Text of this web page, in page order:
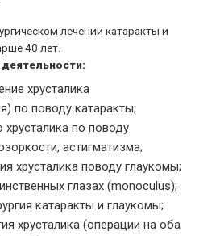
лечении катаракты и
40 лет.
хрусталика
по поводу катаракты;
хрусталика по поводу
астигматизма;
хрусталика поводу глаукомы;
глазах (monoculus);
катаракты и глаукомы;
хрусталика (операции на оба